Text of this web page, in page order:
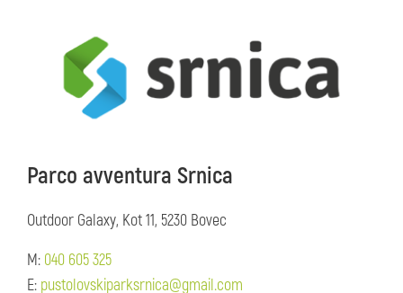
Parco avventura Srnica
Outdoor Galaxy, Kot 11, 5230 Bovec
M: 040 605 325
E: pustolovskiparksrnica@gmail.com